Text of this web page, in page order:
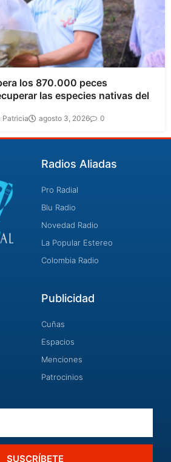
los 870.000 peces
las especies nativas del
Patricia agosto 3, 2026 0
Radios Aliadas
Pro Radial
Blu Radio
Novedad Radio
La Popular Estereo
Colombia Radio
Publicidad
Cuñas
Espacios
Menciones
Patrocinios
SUSCRÍBETE